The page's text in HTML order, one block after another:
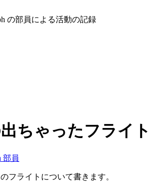
の部員による活動の記録
ちゃったフライト
部員
フライトについて書きます。